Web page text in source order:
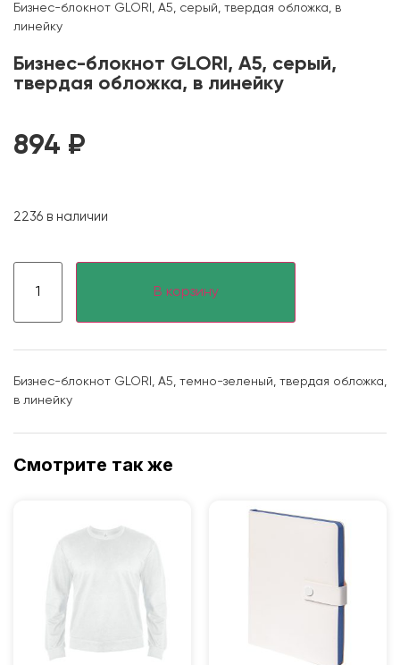
Бизнес-блокнот GLORI, A5, серый, твердая обложка, в
линейку
Бизнес-блокнот GLORI, A5, серый,
твердая обложка, в линейку
894 ₽
2236 в наличии
В корзину
Бизнес-блокнот GLORI, A5, темно-зеленый, твердая обложка,
в линейку
Смотрите так же